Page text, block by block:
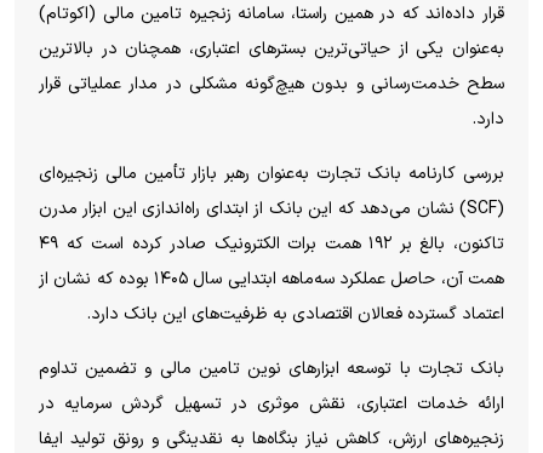
قرار داده‌اند که در همین راستا، سامانه زنجیره تامین مالی (اکوتام)
به‌عنوان یکی از حیاتی‌ترین بسترهای اعتباری، همچنان در بالاترین
سطح خدمت‌رسانی و بدون هیچ‌گونه مشکلی در مدار عملیاتی قرار
دارد.
بررسی کارنامه بانک تجارت به‌عنوان رهبر بازار تأمین مالی زنجیره‌ای
(
SCF) نشان می‌دهد که این بانک از ابتدای راه‌اندازی این ابزار مدرن
تاکنون، بالغ بر ۱۹۲ همت برات الکترونیک صادر کرده است که ۴۹
همت آن، حاصل عملکرد سه‌ماهه ابتدایی سال ۱۴۰۵ بوده که نشان از
اعتماد گسترده فعالان اقتصادی به ظرفیت‌های این بانک دارد.
بانک تجارت با توسعه ابزارهای نوین تامین مالی و تضمین تداوم
ارائه خدمات اعتباری، نقش موثری در تسهیل گردش سرمایه در
زنجیره‌های ارزش، کاهش نیاز بنگاه‌ها به نقدینگی و رونق تولید ایفا